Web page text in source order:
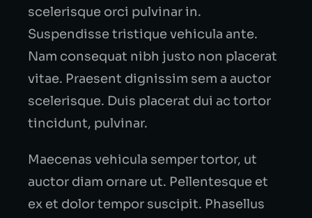
scelerisque orci pulvinar in.
Suspendisse tristique vehicula ante.
Nam consequat nibh justo non placerat
vitae. Praesent dignissim sem a auctor
scelerisque. Duis placerat dui ac tortor
tincidunt, pulvinar.
Maecenas vehicula semper tortor, ut
auctor diam ornare ut. Pellentesque et
ex et dolor tempor suscipit. Phasellus